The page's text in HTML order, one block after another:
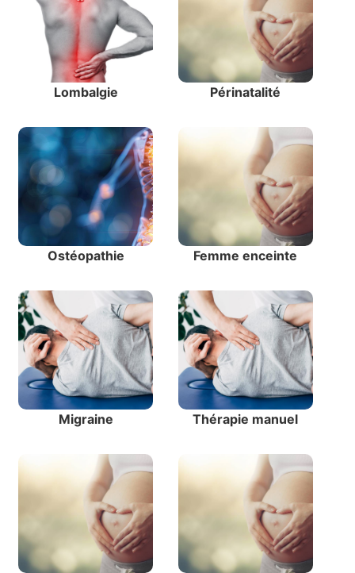
Lombalgie Périnatalité
Ostéopathie Femme enceinte
Migraine Thérapie manuel